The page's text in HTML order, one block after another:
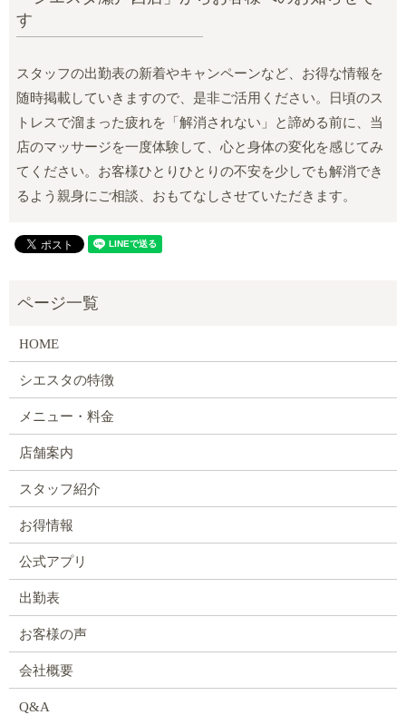
す
スタッフの出勤表の新着やキャンペーンなど、お得な情報を
随時掲載していきますので、是非ご活用ください。日頃のス
トレスで溜まった疲れを「解消されない」と諦める前に、当
店のマッサージを一度体験して、心と身体の変化を感じてみ
てください。お客様ひとりひとりの不安を少しでも解消でき
るよう親身にご相談、おもてなしさせていただきます。
HOME
シエスタの特徴
メニュー・料金
店舗案内
スタッフ紹介
お得情報
公式アプリ
出勤表
お客様の声
会社概要
Q&A